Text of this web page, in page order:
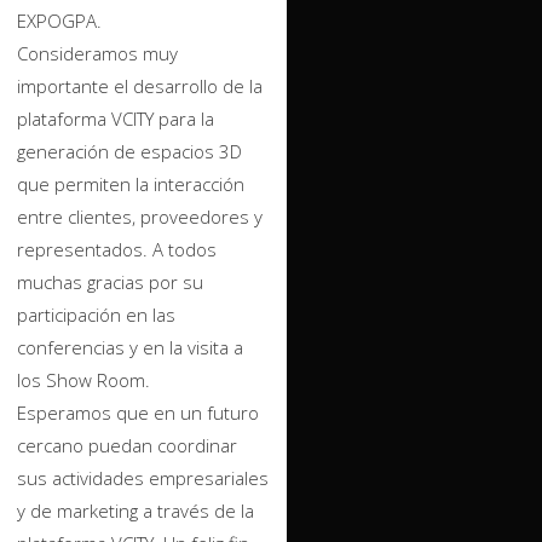
EXPOGPA.
Consideramos muy
importante el desarrollo de la
plataforma VCITY para la
generación de espacios 3D
que permiten la interacción
entre clientes, proveedores y
representados. A todos
muchas gracias por su
participación en las
conferencias y en la visita a
los Show Room.
Esperamos que en un futuro
cercano puedan coordinar
sus actividades empresariales
y de marketing a través de la